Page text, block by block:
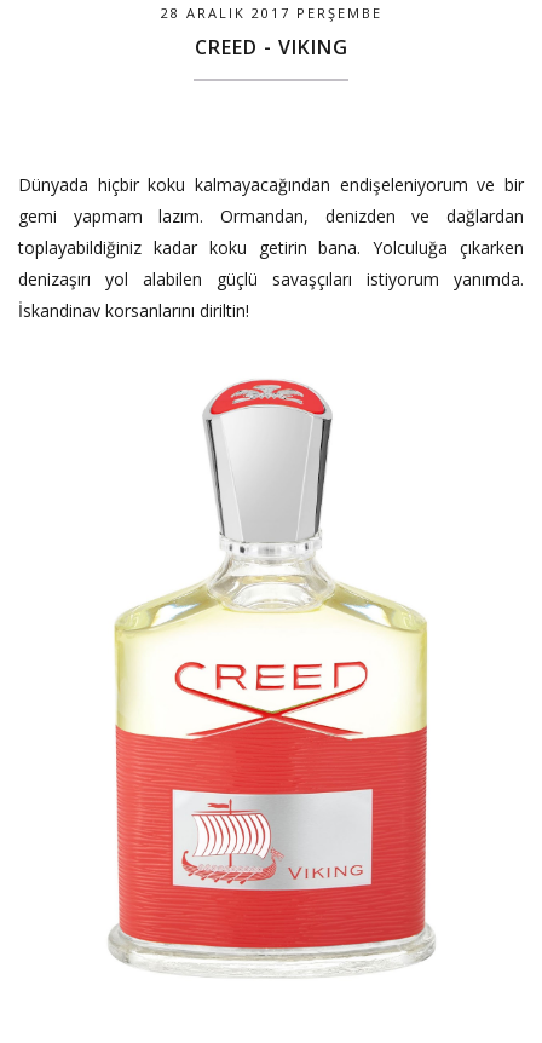
28 ARALIK 2017 PERŞEMBE
CREED - VIKING
Dünyada hiçbir koku kalmayacağından endişeleniyorum ve bir
gemi yapmam lazım. Ormandan, denizden ve dağlardan
toplayabildiğiniz kadar koku getirin bana. Yolculuğa çıkarken
denizaşırı yol alabilen güçlü savaşçıları istiyorum yanımda.
İskandinav korsanlarını diriltin!